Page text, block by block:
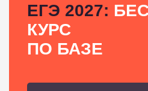
ЕГЭ 2027:
КУРС
ПО БАЗЕ